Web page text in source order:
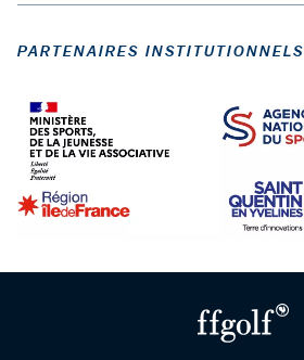
PARTENAIRES INSTITUTIONNELS